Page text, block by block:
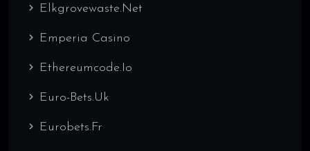
Elkgrovewaste.net
Emperia Casino
Ethereumcode.io
Euro-Bets.uk
Eurobets.fr